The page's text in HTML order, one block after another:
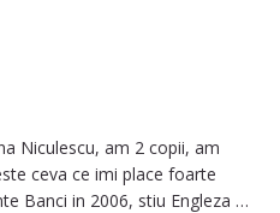
Niculescu, am 2 copii, am
ceva ce imi place foarte
Banci in 2006, stiu Engleza si